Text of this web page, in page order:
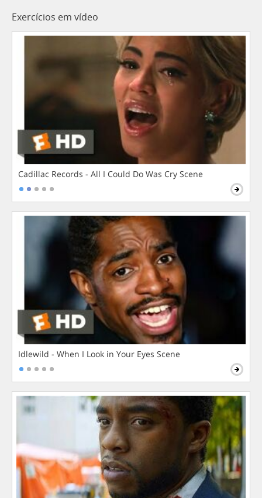
Exercícios em vídeo
Cadillac Records - All I Could Do Was Cry Scene
Idlewild - When I Look in Your Eyes Scene